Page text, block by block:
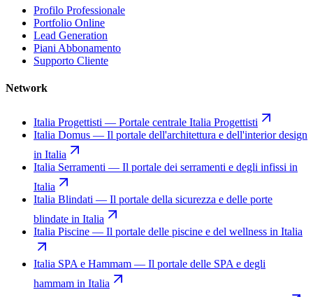
Profilo Professionale
Portfolio Online
Lead Generation
Piani Abbonamento
Supporto Cliente
Network
Italia Progettisti — Portale centrale Italia Progettisti
Italia Domus — Il portale dell'architettura e dell'interior design
in Italia
Italia Serramenti — Il portale dei serramenti e degli infissi in
Italia
Italia Blindati — Il portale della sicurezza e delle porte
blindate in Italia
Italia Piscine — Il portale delle piscine e del wellness in Italia
Italia SPA e Hammam — Il portale delle SPA e degli
hammam in Italia